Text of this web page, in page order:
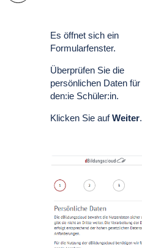
Es öffnet sich ein
Formularfenster.
Überprüfen Sie die
persönlichen Daten für
den:ie Schüler:in.
Klicken Sie aufWeiter.